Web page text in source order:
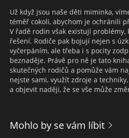
Už když jsou naše děti miminka,
téměř cokoli, abychom je ochránili
V řadě rodin však existují problémy,
řešení. Rodiče pak bojují nejen s
vyčerpáním, ale třeba i s pocity
beznaděje. Právě pro ně je tato
skutečných rodičů a pomůže vám
nejste sami, využít zdroje a
a objevit naději, že se vše může
Mohlo by se vám líbit